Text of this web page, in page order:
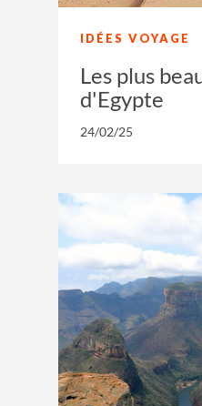
IDÉES VOYAGE
Les plus
d'Egypte
24/02/25